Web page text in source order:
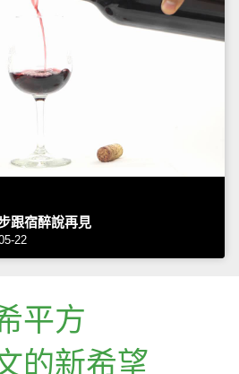
跟宿醉說再見
22
平方
的新希望